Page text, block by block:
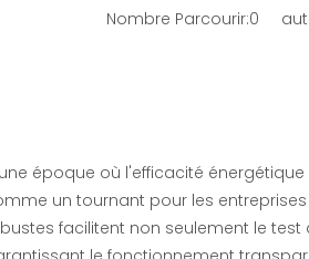
Nombre Parcourir:0
époque où l'efficacité
un tournant pour les
facilitent non seulement le